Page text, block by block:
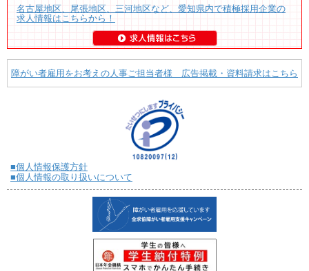
名古屋地区、尾張地区、三河地区など、愛知県内で積極採用企業の
求人情報はこちらから！
障がい者雇用をお考えの人事ご担当者様 広告掲載・資料請求はこちら
■個人情報保護方針
■個人情報の取り扱いについて